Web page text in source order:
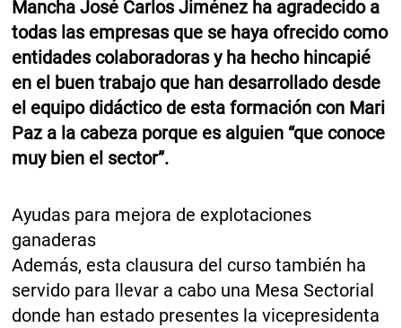
Mancha José Carlos Jiménez ha agradecido a
todas las empresas que se haya ofrecido como
entidades colaboradoras y ha hecho hincapié
en el buen trabajo que han desarrollado desde
el equipo didáctico de esta formación con Mari
Paz a la cabeza porque es alguien “que conoce
muy bien el sector”.
Ayudas para mejora de explotaciones
ganaderas
Además, esta clausura del curso también ha
servido para llevar a cabo una Mesa Sectorial
donde han estado presentes la vicepresidenta